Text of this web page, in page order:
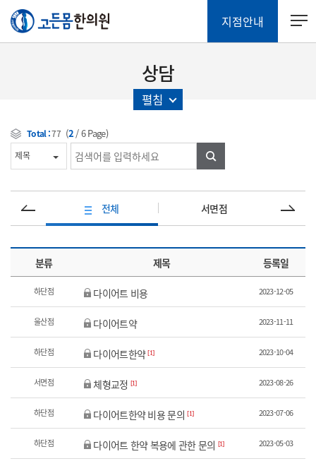
지점안내
상담
펼침
Total :77 (2/6Page)
전체 서면점
분류 제목 등록일
하단점 다이어트 비용 2023-12-05
울산점 다이어트약 2023-11-11
하단점 다이어트한약 [1] 2023-10-04
서면점 체형교정 [1] 2023-08-26
하단점 다이어트한약 비용 문의 [1] 2023-07-06
하단점 다이어트 한약 복용에 관한 문의 [1] 2023-05-03